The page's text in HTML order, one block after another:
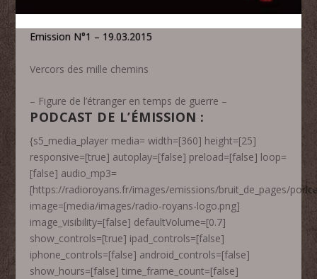
Emission N°1 – 19.03.2015
Vercors des mille chemins
– Figure de l’étranger en temps de guerre –
PODCAST DE L’ÉMISSION :
{s5_media_player media= width=[360] height=[25]
responsive=[true] autoplay=[false] preload=[false] loop=
[false] audio_mp3=
[https://radioroyans.fr/images/emissions/bruit_de_pages/
image=[media/images/radio-royans-logo.png]
image_visibility=[false] defaultVolume=[0.7]
show_controls=[true] ipad_controls=[false]
iphone_controls=[false] android_controls=[false]
show_hours=[false] time_frame_count=[false]